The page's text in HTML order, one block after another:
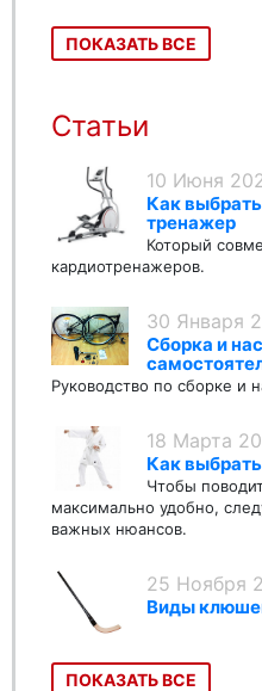
ПОКАЗАТЬ ВСЕ
Статьи
10 Июня
Как
тренажер
Который
кардиотренажеров.
30 Января
Сборка и
Руководство по сборке и
18 Марта
Как
Чтобы
максимально удобно,
важных нюансов.
25 Ноября
Виды
ПОКАЗАТЬ ВСЕ